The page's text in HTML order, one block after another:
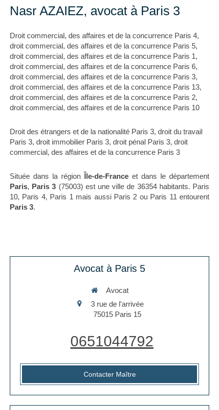
Nasr AZAIEZ, avocat à Paris 3
Droit commercial, des affaires et de la concurrence Paris 4,
droit commercial, des affaires et de la concurrence Paris 5,
droit commercial, des affaires et de la concurrence Paris 1,
droit commercial, des affaires et de la concurrence Paris 6,
droit commercial, des affaires et de la concurrence Paris 3,
droit commercial, des affaires et de la concurrence Paris 13,
droit commercial, des affaires et de la concurrence Paris 2,
droit commercial, des affaires et de la concurrence Paris 10
Droit des étrangers et de la nationalité Paris 3, droit du travail
Paris 3, droit immobilier Paris 3, droit pénal Paris 3, droit
commercial, des affaires et de la concurrence Paris 3
Située dans la région Île-de-France et dans le département
Paris, Paris 3 (75003) est une ville de 36354 habitants. Paris
10, Paris 4, Paris 1 mais aussi Paris 2 ou Paris 11 entourent
Paris 3.
Avocat à Paris 5
Avocat
3 rue de l'arrivée
75015 Paris 15
0651044792
Contacter Maître